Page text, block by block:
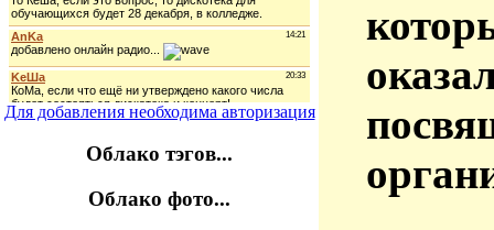
Для добавления необходима авторизация
Облако тэгов...
Облако фото...